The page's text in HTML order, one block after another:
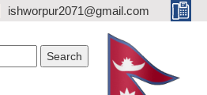
ishworpur2071@gmail.com